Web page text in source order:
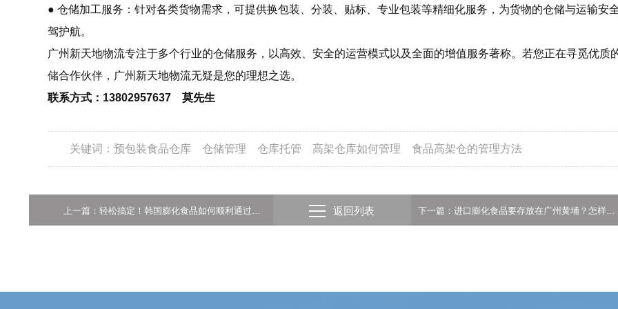
● 仓储加工服务：针对各类货物需求，可提供换包装、分装、贴标、专业包装等精细化服务，为货物的仓储与运输安
驾护航。
广州新天地物流专注于多个行业的仓储服务，以高效、安全的运营模式以及全面的增值服务著称。若您正在寻觅优质
储合作伙伴，广州新天地物流无疑是您的理想之选。
联系方式：13802957637 莫先生
关键词： 预包装食品仓库 仓储管理 仓库托管 高架仓库如何管理 食品高架仓的管理方法
下一篇：进口膨化食品要存放在广州黄埔？怎样选择适合的临时仓库？
返回列表